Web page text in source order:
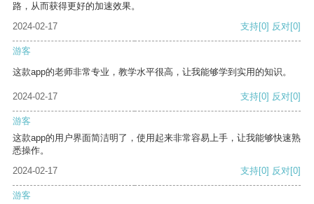
路，从而获得更好的加速效果。
2024-02-17
支持[0] 反对[0]
游客
这款app的老师非常专业，教学水平很高，让我能够学到实用的知识。
2024-02-17 支持[0] 反对[0]
游客
这款app的用户界面简洁明了，使用起来非常容易上手，让我能够快速熟
悉操作。
2024-02-17
支持[0] 反对[0]
游客